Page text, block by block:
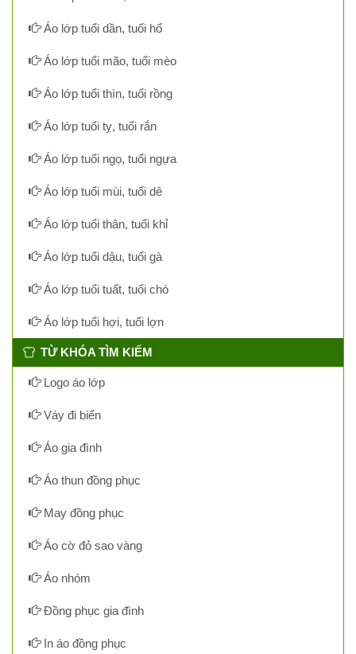
Áo lớp tuổi dần, tuổi hổ
Áo lớp tuổi mão, tuổi mèo
Áo lớp tuổi thìn, tuổi rồng
Áo lớp tuổi tỵ, tuổi rắn
Áo lớp tuổi ngọ, tuổi ngựa
Áo lớp tuổi mùi, tuổi dê
Áo lớp tuổi thân, tuổi khỉ
Áo lớp tuổi dậu, tuổi gà
Áo lớp tuổi tuất, tuổi chó
Áo lớp tuổi hợi, tuổi lợn
TỪ KHÓA TÌM KIẾM
Logo áo lớp
Váy đi biển
Áo gia đình
Áo thun đồng phục
May đồng phục
Áo cờ đỏ sao vàng
Áo nhóm
Đồng phục gia đình
In áo đồng phục